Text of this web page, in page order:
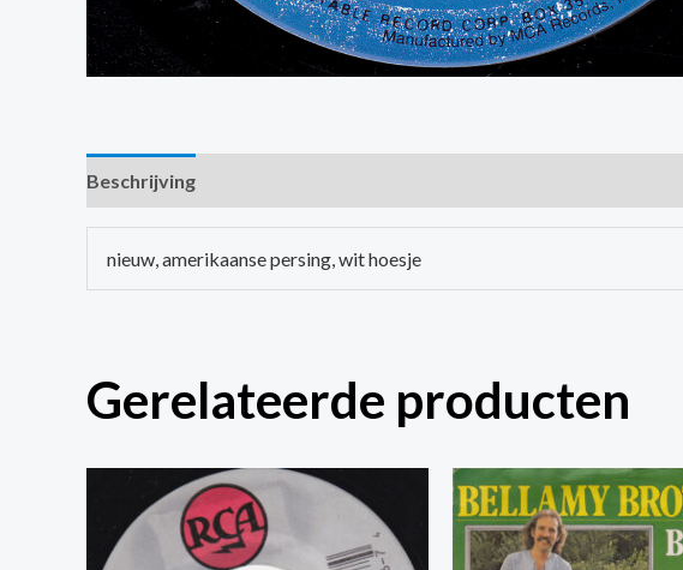
Beschrijving
nieuw, amerikaanse persing, wit hoesje
Gerelateerde producten